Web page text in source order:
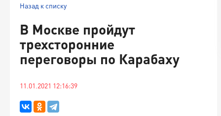
Назад к списку
В Москве пройдут
трехсторонние
переговоры по Карабаху
11.01.2021 12:16:39